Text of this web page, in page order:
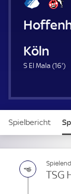
TSG
1. FC Köln
S El Mala (16'1
u
t
)
Spielbericht
News & Video
TSG